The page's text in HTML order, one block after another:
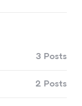
3 Posts
2 Posts